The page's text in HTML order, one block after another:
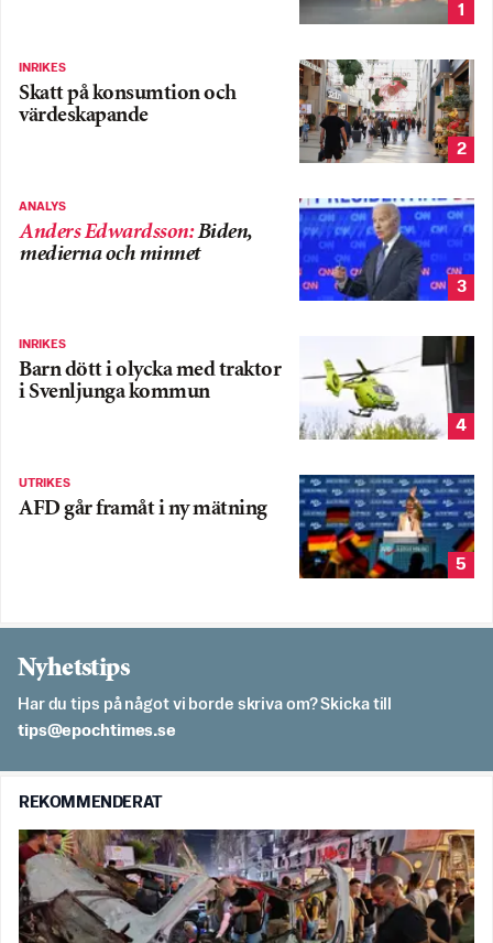
1
INRIKES
Skatt på konsumtion och
värdeskapande
2
ANALYS
Anders Edwardsson:Biden,
medierna och minnet
3
INRIKES
Barn dött i olycka med traktor
i Svenljunga kommun
4
UTRIKES
AFD går framåt i ny mätning
5
Nyhetstips
Har du tips på något vi borde skriva om? Skicka till
es.semithcope@spit
REKOMMENDERAT